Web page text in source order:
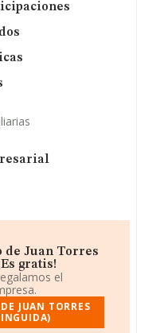
Juan Torres
gratis!
el
JUAN TORRES